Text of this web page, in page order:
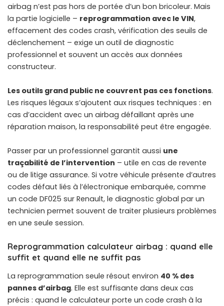
airbag n’est pas hors de portée d’un bon bricoleur. Mais
la partie logicielle – reprogrammation avec le VIN,
effacement des codes crash, vérification des seuils de
déclenchement – exige un outil de diagnostic
professionnel et souvent un accès aux données
constructeur.
Les outils grand public ne couvrent pas ces fonctions.
Les risques légaux s’ajoutent aux risques techniques : en
cas d’accident avec un airbag défaillant après une
réparation maison, la responsabilité peut être engagée.
Passer par un professionnel garantit aussi une
traçabilité de l’intervention – utile en cas de revente
ou de litige assurance. Si votre véhicule présente d’autres
codes défaut liés à l’électronique embarquée, comme
un code DF025 sur Renault, le diagnostic global par un
technicien permet souvent de traiter plusieurs problèmes
en une seule session.
Reprogrammation calculateur airbag : quand elle
suffit et quand elle ne suffit pas
La reprogrammation seule résout environ 40 % des
pannes d’airbag. Elle est suffisante dans deux cas
précis : quand le calculateur porte un code crash à la